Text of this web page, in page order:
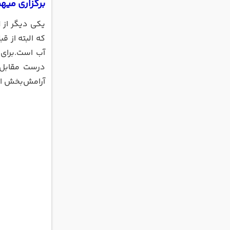
برگزاری
یکی دیگر
که البته از
آب
درست
آرامش‌بخش